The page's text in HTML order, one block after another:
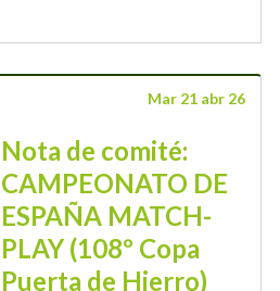
Mar 21 abr 26
Nota de comité:
CAMPEONATO DE
ESPAÑA MATCH-
PLAY (108º Copa
Puerta de Hierro)